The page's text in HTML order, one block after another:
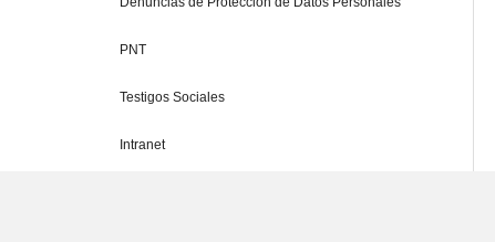
PNT
Testigos Sociales
Intranet